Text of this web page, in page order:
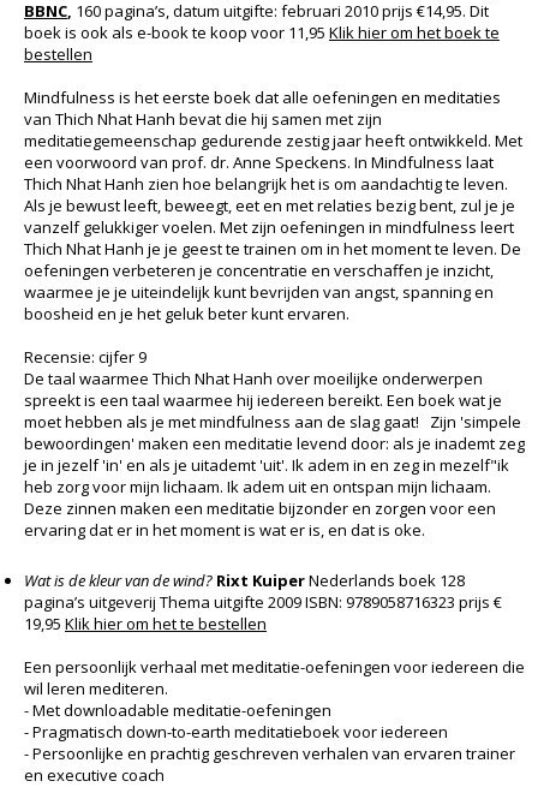
BBNC, 160 pagina’s, datum uitgifte: februari 2010 prijs €14,95. Dit
boek is ook als e-book te koop voor 11,95 Klik hier om het boek te
bestellen
Mindfulness is het eerste boek dat alle oefeningen en meditaties
van Thich Nhat Hanh bevat die hij samen met zijn
meditatiegemeenschap gedurende zestig jaar heeft ontwikkeld. Met
een voorwoord van prof. dr. Anne Speckens. In Mindfulness laat
Thich Nhat Hanh zien hoe belangrijk het is om aandachtig te leven.
Als je bewust leeft, beweegt, eet en met relaties bezig bent, zul je je
vanzelf gelukkiger voelen. Met zijn oefeningen in mindfulness leert
Thich Nhat Hanh je je geest te trainen om in het moment te leven. De
oefeningen verbeteren je concentratie en verschaffen je inzicht,
waarmee je je uiteindelijk kunt bevrijden van angst, spanning en
boosheid en je het geluk beter kunt ervaren.
Recensie: cijfer 9
De taal waarmee Thich Nhat Hanh over moeilijke onderwerpen
spreekt is een taal waarmee hij iedereen bereikt. Een boek wat je
moet hebben als je met mindfulness aan de slag gaat! Zijn 'simpele
bewoordingen' maken een meditatie levend door: als je inademt zeg
je in jezelf 'in' en als je uitademt 'uit'. Ik adem in en zeg in mezelf"ik
heb zorg voor mijn lichaam. Ik adem uit en ontspan mijn lichaam.
Deze zinnen maken een meditatie bijzonder en zorgen voor een
ervaring dat er in het moment is wat er is, en dat is oke.
Wat is de kleur van de wind? Rixt KuiperNederlands boek 128
pagina’s uitgeverij Thema uitgifte 2009 ISBN: 9789058716323 prijs €
19,95 Klik hier om het te bestellen
Een persoonlijk verhaal met meditatie-oefeningen voor iedereen die
wil leren mediteren.
- Met downloadable meditatie-oefeningen
- Pragmatisch down-to-earth meditatieboek voor iedereen
- Persoonlijke en prachtig geschreven verhalen van ervaren trainer
en executive coach